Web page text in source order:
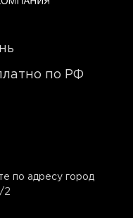
по РФ
по адресу город
2